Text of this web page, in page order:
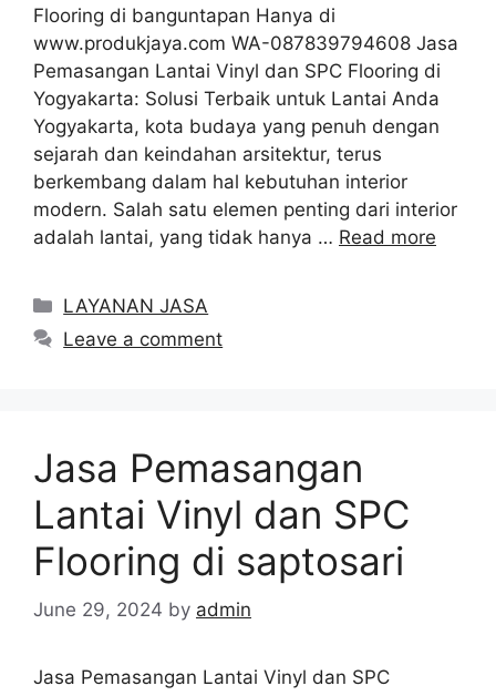
Flooring di banguntapan Hanya di
www.produkjaya.com WA-087839794608 Jasa
Pemasangan Lantai Vinyl dan SPC Flooring di
Yogyakarta: Solusi Terbaik untuk Lantai Anda
Yogyakarta, kota budaya yang penuh dengan
sejarah dan keindahan arsitektur, terus
berkembang dalam hal kebutuhan interior
modern. Salah satu elemen penting dari interior
adalah lantai, yang tidak hanya … Read more
Categories
LAYANAN JASA
Leave a comment
Jasa Pemasangan
Lantai Vinyl dan SPC
Flooring di saptosari
June 29, 2024 by admin
Jasa Pemasangan Lantai Vinyl dan SPC